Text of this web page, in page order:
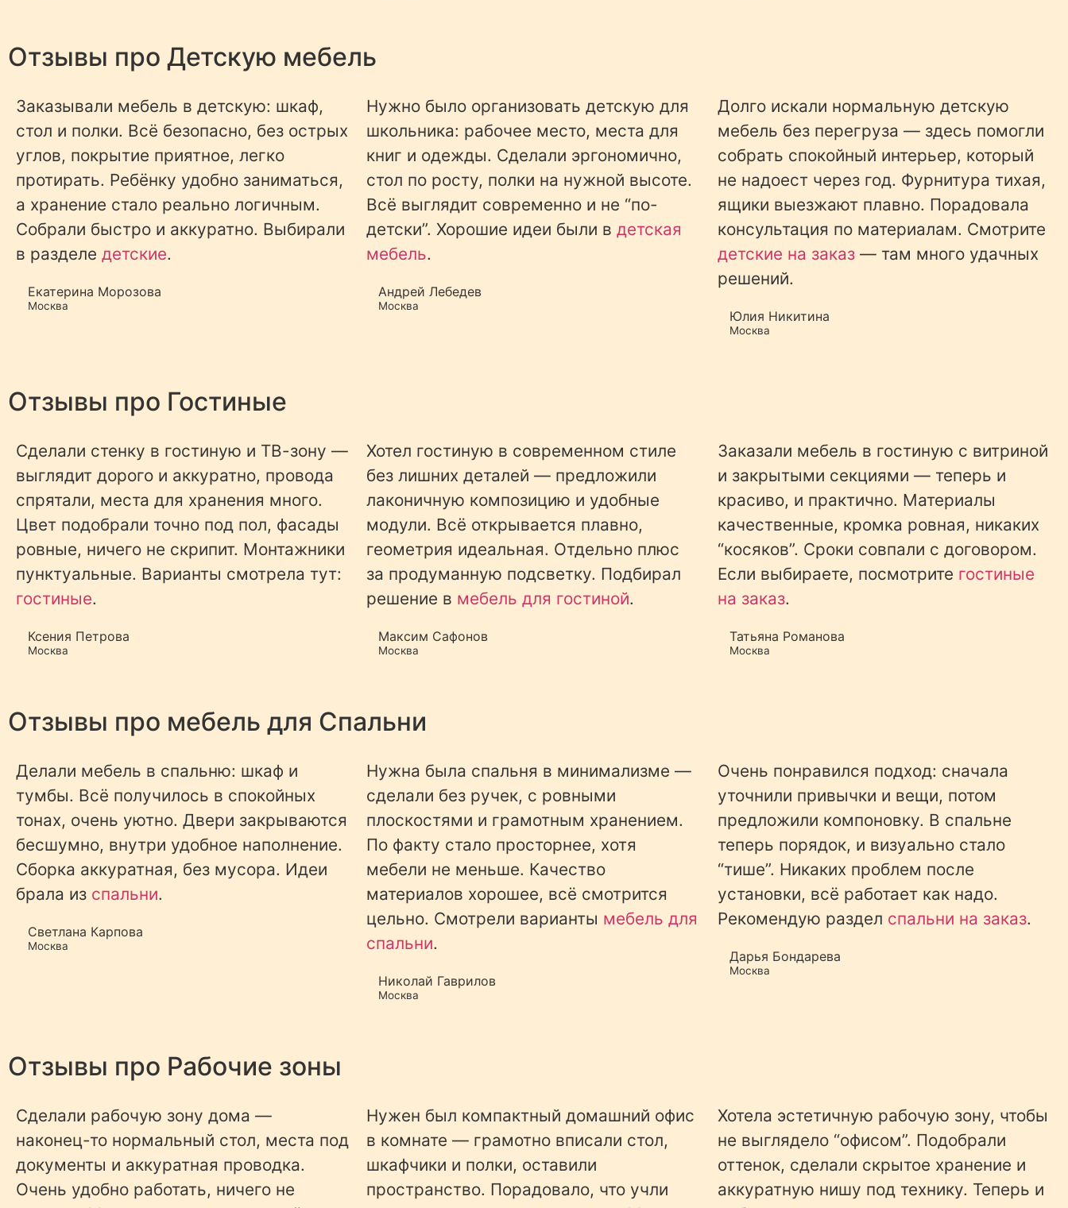
Отзывы про Детскую мебель
Заказывали мебель в детскую: шкаф,
стол и полки. Всё безопасно, без острых
углов, покрытие приятное, легко
протирать. Ребёнку удобно заниматься,
а хранение стало реально логичным.
Собрали быстро и аккуратно. Выбирали
в разделе детские.
Екатерина Морозова
Москва
Нужно было организовать детскую для
школьника: рабочее место, места для
книг и одежды. Сделали эргономично,
стол по росту, полки на нужной высоте.
Всё выглядит современно и не “по-
детски”. Хорошие идеи были вдетская
мебель.
Андрей Лебедев
Москва
Долго искали нормальную детскую
мебель без перегруза — здесь помогли
собрать спокойный интерьер, который
не надоест через год. Фурнитура тихая,
ящики выезжают плавно. Порадовала
консультация по материалам. Смотрите
детские на заказ— там много удачных
решений.
Юлия Никитина
Москва
Отзывы про Гостиные
Сделали стенку в гостиную и ТВ-зону —
выглядит дорого и аккуратно, провода
спрятали, места для хранения много.
Цвет подобрали точно под пол, фасады
ровные, ничего не скрипит. Монтажники
пунктуальные. Варианты смотрела тут:
гостиные.
Ксения Петрова
Москва
Хотел гостиную в современном стиле
без лишних деталей — предложили
лаконичную композицию и удобные
модули. Всё открывается плавно,
геометрия идеальная. Отдельно плюс
за продуманную подсветку. Подбирал
решение в мебель для гостиной.
Максим Сафонов
Москва
Заказали мебель в гостиную с витриной
и закрытыми секциями — теперь и
красиво, и практично. Материалы
качественные, кромка ровная, никаких
“косяков”. Сроки совпали с договором.
Если выбираете, посмотрите гостиные
на заказ.
Татьяна Романова
Москва
Отзывы про мебель для Спальни
Делали мебель в спальню: шкаф и
тумбы. Всё получилось в спокойных
тонах, очень уютно. Двери закрываются
бесшумно, внутри удобное наполнение.
Сборка аккуратная, без мусора. Идеи
брала из спальни.
Светлана Карпова
Москва
Нужна была спальня в минимализме —
сделали без ручек, с ровными
плоскостями и грамотным хранением.
По факту стало просторнее, хотя
мебели не меньше. Качество
материалов хорошее, всё смотрится
цельно. Смотрели варианты мебель для
спальни.
Николай Гаврилов
Москва
Очень понравился подход: сначала
уточнили привычки и вещи, потом
предложили компоновку. В спальне
теперь порядок, и визуально стало
“тише”. Никаких проблем после
установки, всё работает как надо.
Рекомендую раздел спальни на заказ.
Дарья Бондарева
Москва
Отзывы про Рабочие зоны
Сделали рабочую зону дома —
наконец-то нормальный стол, места под
документы и аккуратная проводка.
Очень удобно работать, ничего не
Нужен был компактный домашний офис
в комнате — грамотно вписали стол,
шкафчики и полки, оставили
пространство. Порадовало, что учли
Хотела эстетичную рабочую зону, чтобы
не выглядело “офисом”. Подобрали
оттенок, сделали скрытое хранение и
аккуратную нишу под технику. Теперь и